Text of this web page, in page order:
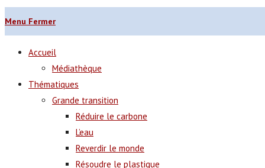
Menu Fermer
Accueil
Médiathèque
Thématiques
Grande transition
Réduire le carbone
L’eau
Reverdir le monde
Résoudre le plastique